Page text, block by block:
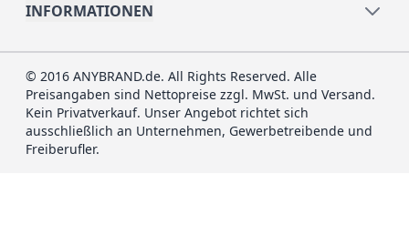
INFORMATIONEN
© 2016 ANYBRAND.de. All Rights Reserved. Alle
Preisangaben sind Nettopreise zzgl. MwSt. und Versand.
Kein Privatverkauf. Unser Angebot richtet sich
ausschließlich an Unternehmen, Gewerbetreibende und
Freiberufler.